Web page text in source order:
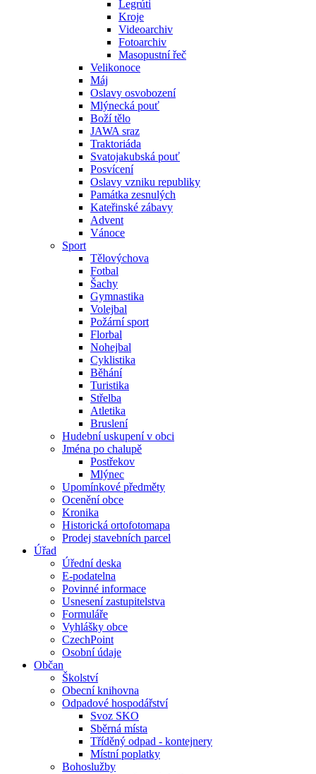
Legrúti
Kroje
Videoarchiv
Fotoarchiv
Masopustní řeč
Velikonoce
Máj
Oslavy osvobození
Mlýnecká pouť
Boží tělo
JAWA sraz
Traktoriáda
Svatojakubská pouť
Posvícení
Oslavy vzniku republiky
Památka zesnulých
Kateřinské zábavy
Advent
Vánoce
Sport
Tělovýchova
Fotbal
Šachy
Gymnastika
Volejbal
Požární sport
Florbal
Nohejbal
Cyklistika
Běhání
Turistika
Střelba
Atletika
Bruslení
Hudební uskupení v obci
Jména po chalupě
Postřekov
Mlýnec
Upomínkové předměty
Ocenění obce
Kronika
Historická ortofotomapa
Prodej stavebních parcel
Úřad
Úřední deska
E-podatelna
Povinné informace
Usnesení zastupitelstva
Formuláře
Vyhlášky obce
CzechPoint
Osobní údaje
Občan
Školství
Obecní knihovna
Odpadové hospodářství
Svoz SKO
Sběrná místa
Tříděný odpad - kontejnery
Místní poplatky
Bohoslužby